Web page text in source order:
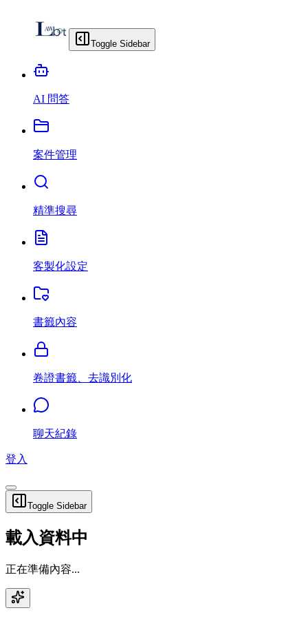
Toggle Sidebar
AI 問答
案件管理
精準搜尋
客製化設定
書籤內容
卷證書籤、去識別化
聊天紀錄
登入
Toggle Sidebar
載入資料中
正在準備內容...